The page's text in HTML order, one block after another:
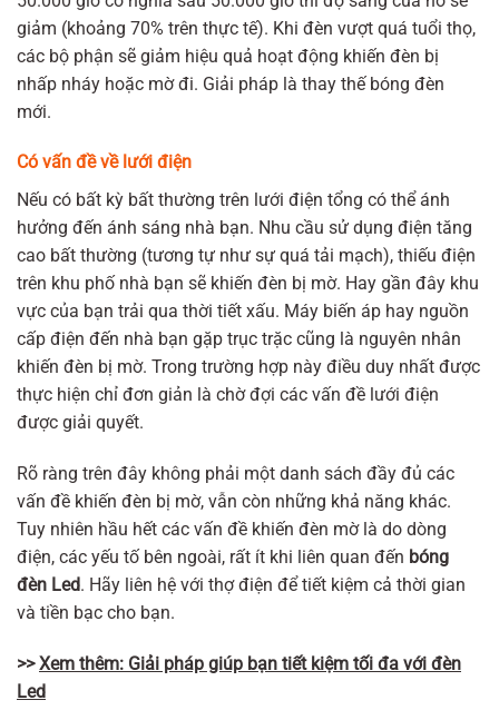
giảm (khoảng 70% trên thực tế). Khi đèn vượt quá tuổi thọ,
các bộ phận sẽ giảm hiệu quả hoạt động khiến đèn bị
nhấp nháy hoặc mờ đi. Giải pháp là thay thế bóng đèn
mới.
Có vấn đề về lưới điện
Nếu có bất kỳ bất thường trên lưới điện tổng có thể ánh
hưởng đến ánh sáng nhà bạn. Nhu cầu sử dụng điện tăng
cao bất thường (tương tự như sự quá tải mạch), thiếu điện
trên khu phố nhà bạn sẽ khiến đèn bị mờ. Hay gần đây khu
vực của bạn trải qua thời tiết xấu. Máy biến áp hay nguồn
cấp điện đến nhà bạn gặp trục trặc cũng là nguyên nhân
khiến đèn bị mờ. Trong trường hợp này điều duy nhất được
thực hiện chỉ đơn giản là chờ đợi các vấn đề lưới điện
được giải quyết.
Rõ ràng trên đây không phải một danh sách đầy đủ các
vấn đề khiến đèn bị mờ, vẫn còn những khả năng khác.
Tuy nhiên hầu hết các vấn đề khiến đèn mờ là do dòng
điện, các yếu tố bên ngoài, rất ít khi liên quan đến bóng
đèn Led. Hãy liên hệ với thợ điện để tiết kiệm cả thời gian
và tiền bạc cho bạn.
>>Xem thêm: Giải pháp giúp bạn tiết kiệm tối đa với đèn
Led